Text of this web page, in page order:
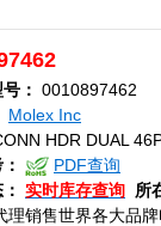
：
0010897462
Molex Inc
HDR DUAL
PDF查询
实时库存查询
所
理销售世界各大品